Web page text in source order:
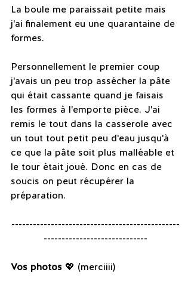
La boule me paraissait petite mais
j'ai finalement eu une quarantaine de
formes.
Personnellement le premier coup
j'avais un peu trop assécher la pâte
qui était cassante quand je faisais
les formes à l'emporte pièce. J'ai
remis le tout dans la casserole avec
un tout tout petit peu d'eau jusqu'à
ce que la pâte soit plus malléable et
le tour était joué. Donc en cas de
soucis on peut récupérer la
préparation.
-----------------------------------------------
-----------------------------
Vos photos 💖 (merciiii)